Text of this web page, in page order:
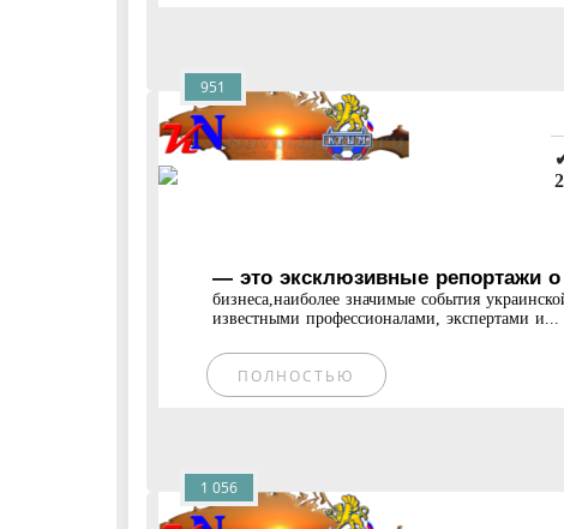
— это эксклюзивные репортажи
бизнеса,наиболее значимые события
известными профессионалами, экспертами и...
ПОЛНОСТЬЮ
951
1 056